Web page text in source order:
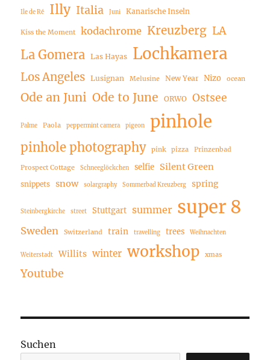
Ile de Ré Illy Italia Juni Kanarische Inseln
Kiss the Moment kodachrome Kreuzberg LA
La Gomera Las Hayas Lochkamera
Los Angeles Lusignan Melusine New Year Nizo ocean
Ode an Juni Ode to June ORWO Ostsee
Palme Paola peppermint camera pigeon pinhole
pinhole photography pink pizza Prinzenbad
Prospect Cottage Schneeglöckchen selfie Silent Green
snippets snow solargraphy Sommerbad Kreuzberg spring
Steinbergkirche street Stuttgart summer super 8
Sweden Switzerland train travelling trees Weihnachten
Weiterstadt Willits winter workshop xmas
Youtube
Suchen